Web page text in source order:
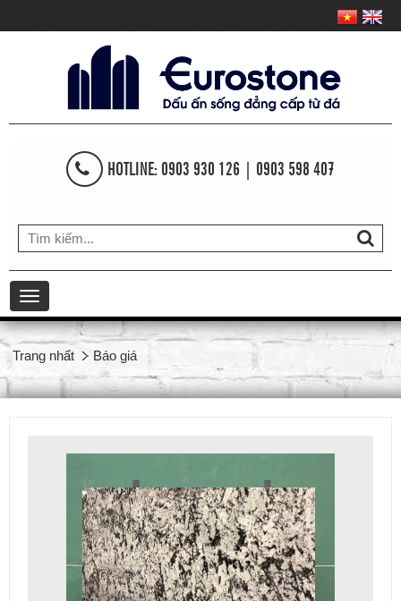
HOTLINE: 0903 930 126 | 0903 598 407
Toggle
navigation
Trang nhất Báo giá